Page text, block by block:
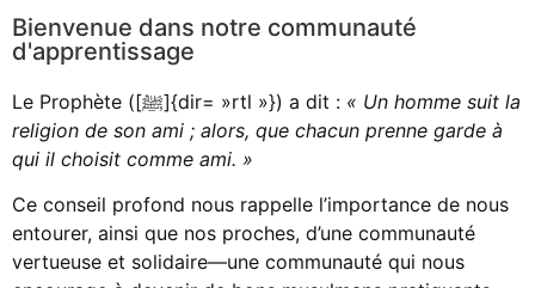
Bienvenue dans notre communauté
d'apprentissage
Le Prophète ([ﷺ]{dir= »rtl »}) a dit : « Un homme suit la
religion de son ami ; alors, que chacun prenne garde à
qui il choisit comme ami. »
Ce conseil profond nous rappelle l’importance de nous
entourer, ainsi que nos proches, d’une communauté
vertueuse et solidaire—une communauté qui nous